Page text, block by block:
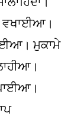
ਵਖਾਈਆ।
ਮੁਕਾਮੇ